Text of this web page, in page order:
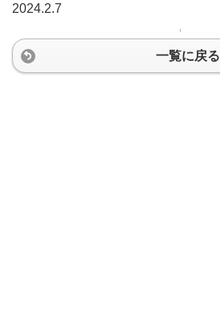
2024.2.7
一覧に戻る